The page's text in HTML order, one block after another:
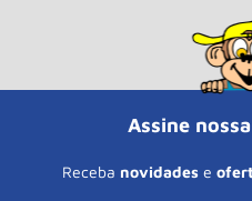
Assine
Receba novidades e